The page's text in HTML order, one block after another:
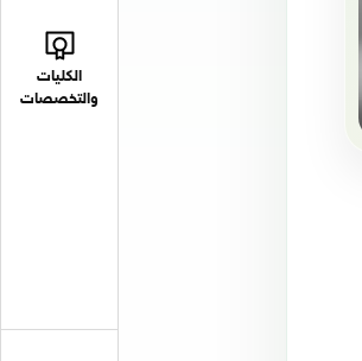
الكليات
والتخصصات